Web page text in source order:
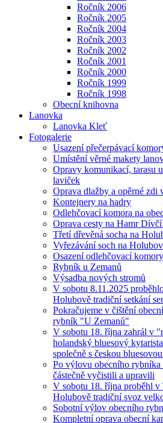
Ročník 2006
Ročník 2005
Ročník 2004
Ročník 2003
Ročník 2002
Ročník 2001
Ročník 2000
Ročník 1999
Ročník 1998
Obecní knihovna
Lanovka
Lanovka Kleť
Fotogalerie
Usazení přečerpávací
Umístění věrné makety
Opravy komunikací, tarasu
laviček
Oprava dlažby a opěrné zdi
Kontejnery na hadry
Odlehčovací komora na
Oprava cesty na Hamr
Třetí dřevěná socha na
Vyřezávání soch na
Osazení odlehčovací
Rybník u Zemanů
Výsadba nových stromů
V sobotu 8.11.2025
Holubově tradiční setkání
Pokračujeme v čištění
rybník "U Zemanů"
V sobotu 18. října zahrál v
holandský bluesový
společně s českou
Po výlovu obecního rybníka
částečně vyčistili a upravili
V sobotu 18. října proběhl v
Holubově tradiční svoz
Sobotní výlov obecního
Kompletní oprava obecní